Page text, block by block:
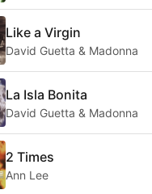
Like a Virgin
David Guetta & Madonna
La Isla Bonita
David Guetta & Madonna
2 Times
Ann Lee